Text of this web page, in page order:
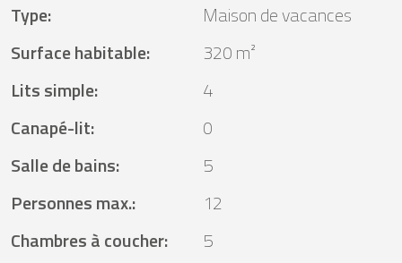
Type:
Maison de vacances
Surface habitable:
320 m²
Lits simple:
4
Canapé-lit:
0
Salle de bains:
5
Personnes max.:
12
Chambres à coucher:
5